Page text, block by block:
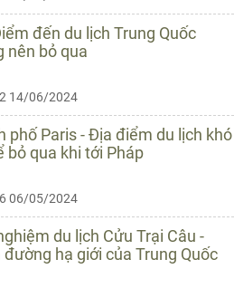
đến du lịch Trung Quốc
nên bỏ qua
14/06/2024
phố Paris - Địa điểm du lịch khó
bỏ qua khi tới Pháp
06/05/2024
du lịch Cửu Trại Câu -
đường hạ giới của Trung Quốc